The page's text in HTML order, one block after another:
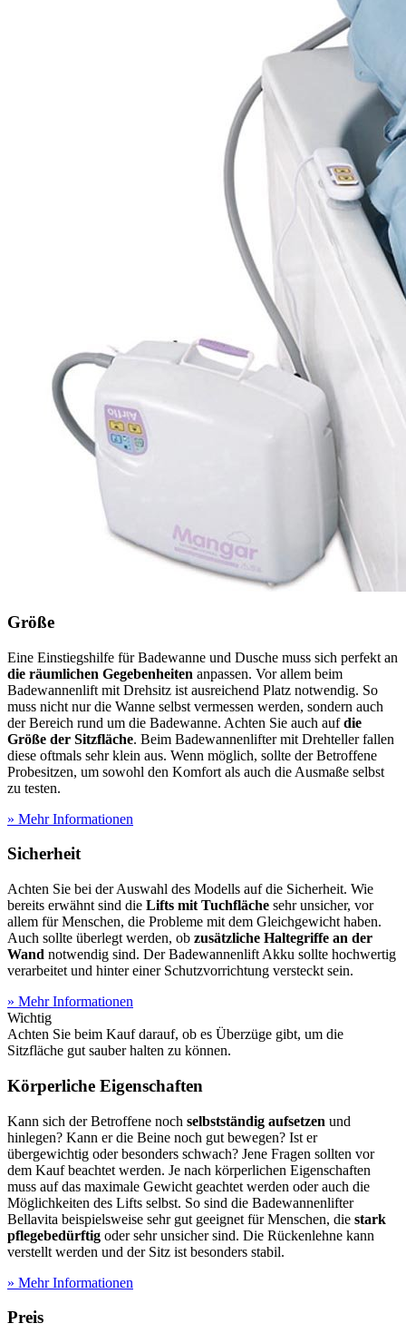
Größe
Eine Einstiegshilfe für Badewanne und Dusche muss sich perfekt an
die räumlichen Gegebenheiten anpassen. Vor allem beim
Badewannenlift mit Drehsitz ist ausreichend Platz notwendig. So
muss nicht nur die Wanne selbst vermessen werden, sondern auch
der Bereich rund um die Badewanne. Achten Sie auch aufdie
Größe der Sitzfläche. Beim Badewannenlifter mit Drehteller fallen
diese oftmals sehr klein aus. Wenn möglich, sollte der Betroffene
Probesitzen, um sowohl den Komfort als auch die Ausmaße selbst
zu testen.
» Mehr Informationen
Sicherheit
Achten Sie bei der Auswahl des Modells auf die Sicherheit. Wie
bereits erwähnt sind die Lifts mit Tuchfläche sehr unsicher, vor
allem für Menschen, die Probleme mit dem Gleichgewicht haben.
Auch sollte überlegt werden, ob zusätzliche Haltegriffe an der
Wand notwendig sind. Der Badewannenlift Akku sollte hochwertig
verarbeitet und hinter einer Schutzvorrichtung versteckt sein.
» Mehr Informationen
Wichtig
Achten Sie beim Kauf darauf, ob es Überzüge gibt, um die
Sitzfläche gut sauber halten zu können.
Körperliche Eigenschaften
Kann sich der Betroffene noch selbstständig aufsetzen und
hinlegen? Kann er die Beine noch gut bewegen? Ist er
übergewichtig oder besonders schwach? Jene Fragen sollten vor
dem Kauf beachtet werden. Je nach körperlichen Eigenschaften
muss auf das maximale Gewicht geachtet werden oder auch die
Möglichkeiten des Lifts selbst. So sind die Badewannenlifter
Bellavita beispielsweise sehr gut geeignet für Menschen, die stark
pflegebedürftig oder sehr unsicher sind. Die Rückenlehne kann
verstellt werden und der Sitz ist besonders stabil.
» Mehr Informationen
Preis